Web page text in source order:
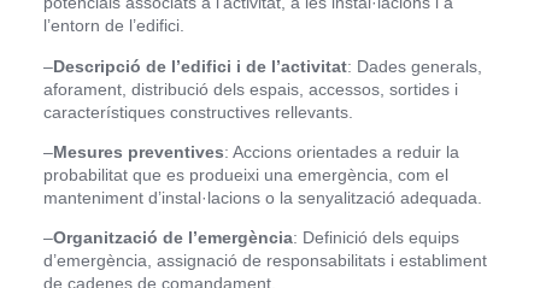
l’entorn de l’edifici.
–Descripció de l’edifici i de l’activitat: Dades generals,
aforament, distribució dels espais, accessos, sortides i
característiques constructives rellevants.
–Mesures preventives: Accions orientades a reduir la
probabilitat que es produeixi una emergència, com el
manteniment d’instal·lacions o la senyalització adequada.
–Organització de l’emergència: Definició dels equips
d’emergència, assignació de responsabilitats i establiment
de cadenes de comandament.